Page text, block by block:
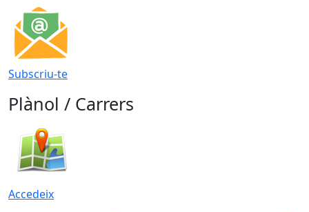
Subscriu-te
Plànol / Carrers
Accedeix